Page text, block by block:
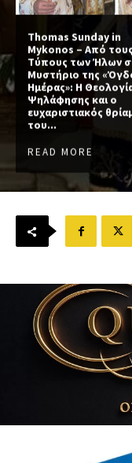
Thomas Sunday in
Mykonos – Από τους
Τύπους των Ήλων
Μυστήριο της
Ημέρας»: Η
Ψηλάφησης και ο
ευχαριστιακός
του...
READ MORE